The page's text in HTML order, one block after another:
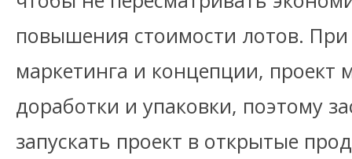
повышения стоимости лотов. При
маркетинга и концепции, проект
доработки и упаковки, поэтому
запускать проект в открытые